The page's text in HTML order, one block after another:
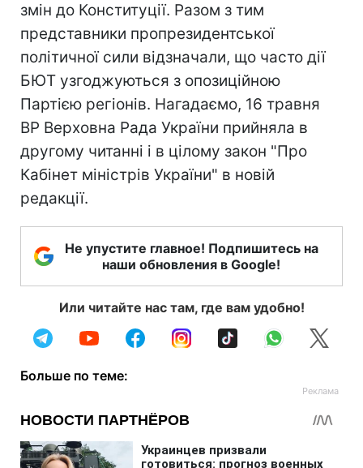
змін до Конституції. Разом з тим
представники пропрезидентської
політичної сили відзначали, що часто дії
БЮТ узгоджуються з опозиційною
Партією регіонів. Нагадаємо, 16 травня
ВР Верховна Рада України прийняла в
другому читанні і в цілому закон "Про
Кабінет міністрів України" в новій
редакції.
Не упустите главное! Подпишитесь на
наши обновления в Google!
Или читайте нас там, где вам удобно!
Больше по теме: